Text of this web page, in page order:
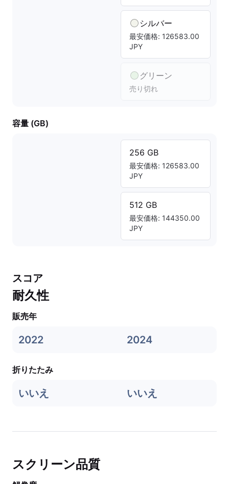
シルバー
最安価格: 126583.00
JPY
グリーン
売り切れ
容量 (GB)
256 GB
最安価格: 126583.00
JPY
512 GB
最安価格: 144350.00
JPY
スコア
耐久性
販売年
2022 2024
折りたたみ
いいえ いいえ
スクリーン品質